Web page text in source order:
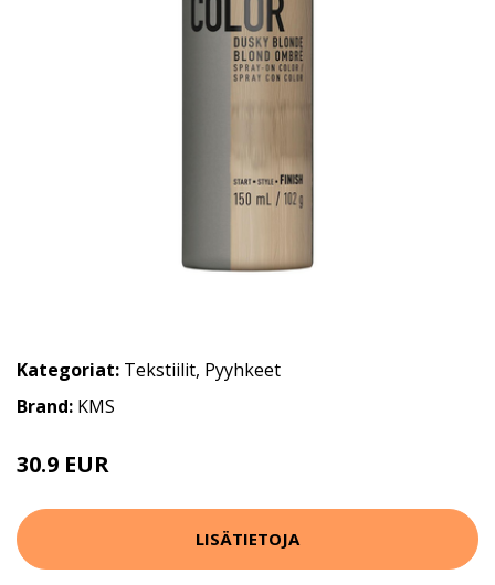
Kategoriat: Tekstiilit, Pyyhkeet
Brand: KMS
30.9 EUR
LISÄTIETOJA